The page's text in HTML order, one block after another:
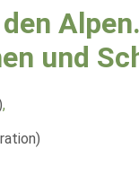
und
,